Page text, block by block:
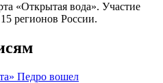
«Открытая вода». Участие
регионов России.
Педро вошел